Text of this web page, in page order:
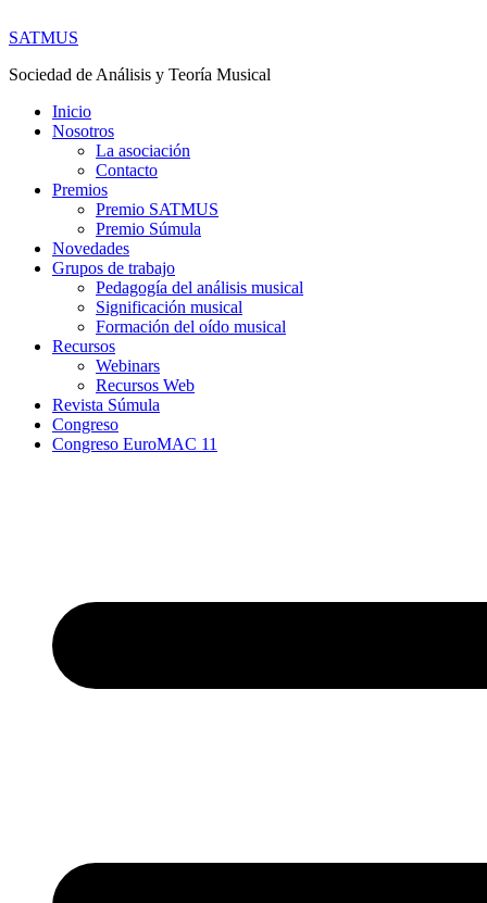
SATMUS
Sociedad de Análisis y Teoría Musical
Inicio
Nosotros
La asociación
Contacto
Premios
Premio SATMUS
Premio Súmula
Novedades
Grupos de trabajo
Pedagogía del análisis musical
Significación musical
Formación del oído musical
Recursos
Webinars
Recursos Web
Revista Súmula
Congreso
Congreso EuroMAC 11